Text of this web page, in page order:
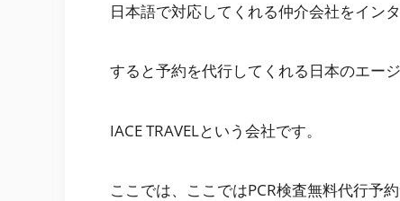
日本語で対応してくれる仲介会社をイン
すると予約を代行してくれる日本のエー
IACE TRAVELという会社です。
ここでは、ここではPCR検査無料代行予